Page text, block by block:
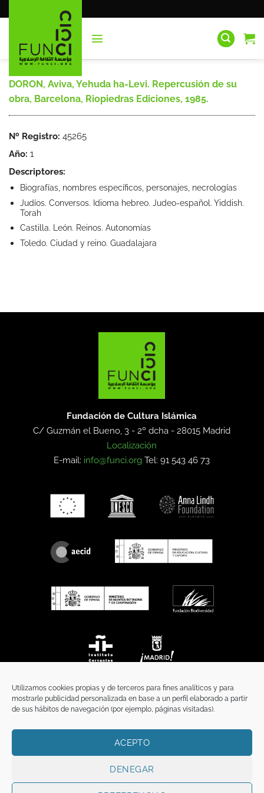
Utilizamos cookies propias y de terceros para fines analíticos y para
mostrarle publicidad personalizada en base a un perfil elaborado a partir
de sus hábitos de navegación (por ejemplo, páginas visitadas).
ACEPTO
DENEGAR
al
DORON, Aviva, Yehuda ha-Levi. Repercusión de su
obra, Barcelona, Riopiedras Ediciones, 1985.
Nº Registro: 45265
Año: 1
Descriptores:
Biografías, nombres específicos, personajes, necrologías
Judíos. Conversos. Idioma hebreo. Judeo-español. Yiddish.
Torah
Castilla. León. Reinos. Autonomías
Toledo. Ciudad y reino. Guadalajara
Fundación de Cultura Islámica
C/ Guzmán el Bueno, 3 - 2º dcha -28015 Madrid
Localización
E-mail: info@funci.org Tel: 91 543 46 73
TÉRMINOS Y CONDICIONES
Copyright 2026 ©FunciFUNCI es titular de los derechos de propiedad